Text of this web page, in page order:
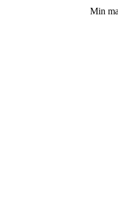
Min